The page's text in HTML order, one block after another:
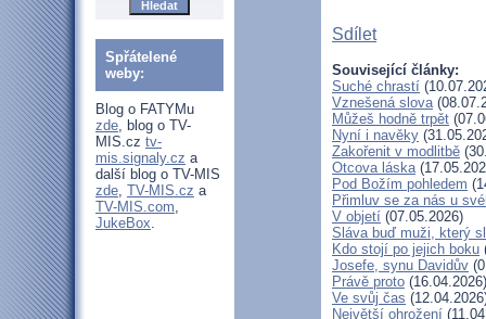
Spřátelené
weby:
Blog o FATYMu
zde, blog o TV-
MIS.cz tv-
mis.signaly.cz a
další blog o TV-MIS
zde, TV-MIS.cz a
TV-MIS.com,
JukeBox.
Sdílet
Související články:
Suché chrastí
Vznešená slova
Můžeš hodně trpět
Nyní i navěky
Zakořenit v modlitbě
Otcova láska
Pod Božím pohledem
Přimluv se za nás u
V objetí (07.05.2026)
Sláva buď muži, který
Kdo stojí po jejich boku
Josefe, synu Davidův
Právě proto (16.04.2026)
Ve svůj čas
Největší ohrožení